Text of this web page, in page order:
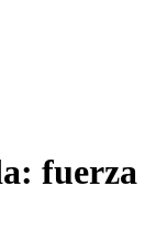
fuerza